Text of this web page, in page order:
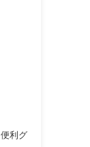
利グ